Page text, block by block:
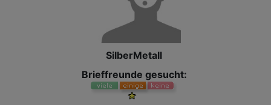
SilberMetall
Brieffreunde gesucht: